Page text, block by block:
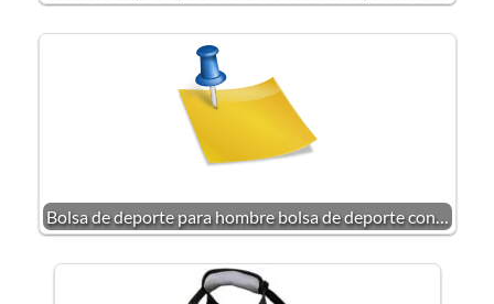
Bolsa de deporte para hombre bolsa de deporte con…